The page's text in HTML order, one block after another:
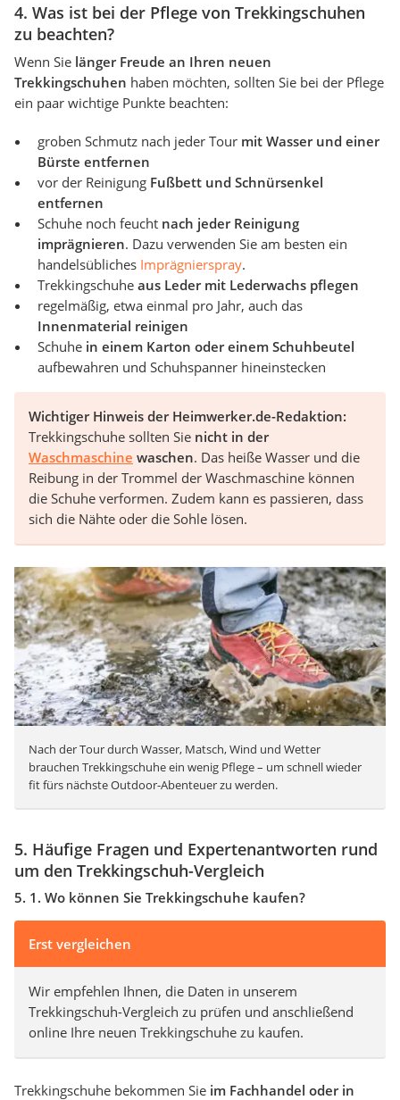
4. Was ist bei der Pflege von Trekkingschuhen
zu beachten?
Wenn Sie länger Freude an Ihren neuen
Trekkingschuhen haben möchten, sollten Sie bei der Pflege
ein paar wichtige Punkte beachten:
groben Schmutz nach jeder Tour mit Wasser und einer
Bürste entfernen
vor der Reinigung Fußbett und Schnürsenkel
entfernen
Schuhe noch feucht nach jeder Reinigung
imprägnieren. Dazu verwenden Sie am besten ein
handelsübliches Imprägnierspray.
Trekkingschuhe aus Leder mit Lederwachs pflegen
regelmäßig, etwa einmal pro Jahr, auch das
Innenmaterial reinigen
Schuhe in einem Karton oder einem Schuhbeutel
aufbewahren und Schuhspanner hineinstecken
Wichtiger Hinweis der Heimwerker.de-Redaktion:
Trekkingschuhe sollten Sie nicht in der
Waschmaschine waschen. Das heiße Wasser und die
Reibung in der Trommel der Waschmaschine können
die Schuhe verformen. Zudem kann es passieren, dass
sich die Nähte oder die Sohle lösen.
Nach der Tour durch Wasser, Matsch, Wind und Wetter
brauchen Trekkingschuhe ein wenig Pflege – um schnell wieder
fit fürs nächste Outdoor-Abenteuer zu werden.
5. Häufige Fragen und Expertenantworten rund
um den Trekkingschuh-Vergleich
5. 1. Wo können Sie Trekkingschuhe kaufen?
Erst vergleichen
Wir empfehlen Ihnen, die Daten in unserem
Trekkingschuh-Vergleich zu prüfen und anschließend
online Ihre neuen Trekkingschuhe zu kaufen.
Trekkingschuhe bekommen Sie im Fachhandel oder in